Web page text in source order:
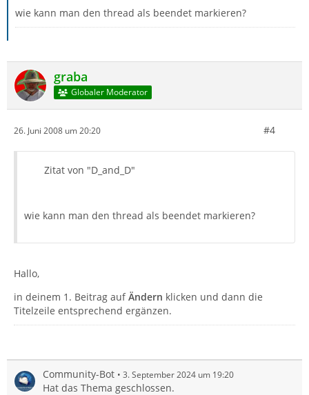
wie kann man den thread als beendet markieren?
graba
Globaler Moderator
26. Juni 2008 um 20:20 #4
Zitat von "D_and_D"
wie kann man den thread als beendet markieren?
Hallo,
in deinem 1. Beitrag aufÄndern klicken und dann die
Titelzeile entsprechend ergänzen.
Community-Bot 3. September 2024 um 19:20
Hat das Thema geschlossen.